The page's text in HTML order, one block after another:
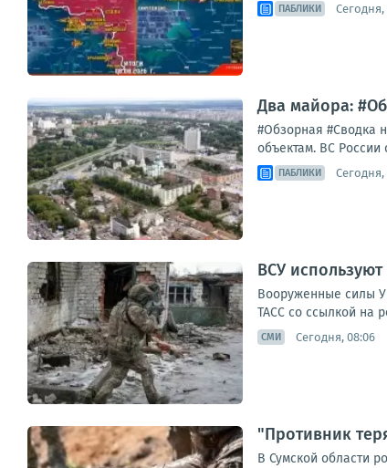
ПАБЛИКИ Сегодня,
Два майора:
#Обзорная #Сводка
объектам. ВС
ПАБЛИКИ Сегодня,
ВСУ
Вооруженные силы
ТАСС со ссылкой на
СМИ Сегодня, 08:06
"Противник
В Сумской области